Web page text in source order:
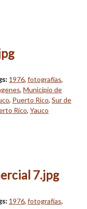
1976, fotografías,
, Municipio de
, Puerto Rico, Sur de
Rico, Yauco
7.jpg
1976, fotografías,